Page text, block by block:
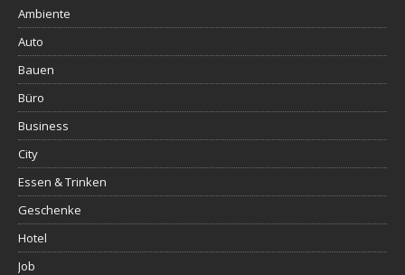
Ambiente
Auto
Bauen
Büro
Business
City
Essen & Trinken
Geschenke
Hotel
Job